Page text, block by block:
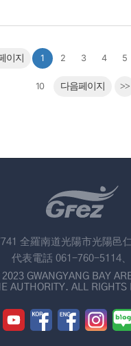
이지 1 2 3 4 5
10 다음페이지 >>
全羅南道光陽市光陽邑
代表電話 061-760-5114
GWANGYANG BAY
AUTHORITY. ALL RIGHTS